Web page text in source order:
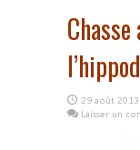
29 août 2013
Laisser un